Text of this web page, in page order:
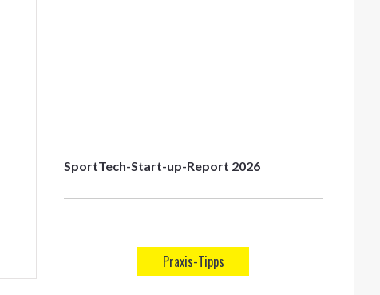
SportTech-Start-up-Report 2026
Praxis-Tipps